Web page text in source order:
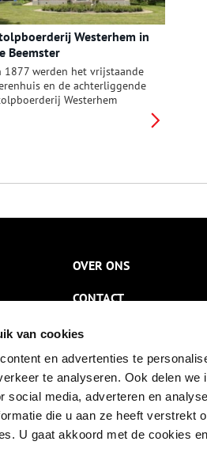
van cookies
en advertenties te
te analyseren. Ook delen
social media, adverteren en
die u aan ze heeft verstrekt
U gaat akkoord met de cookies
Westerhem in
Beemster
1877 werden het vrijstaande
en de achterliggende
Westerhem
het agrarisch museum
Beemster gevestigd.OVER ONS
CONTACT
NIEUWSBRIEF
DISCLAIMER
PRIVACY
TOEGANKELIJKHEID